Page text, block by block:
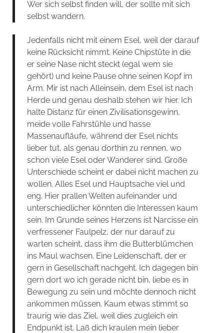
Wer sich selbst finden will, der sollte mit sich
selbst wandern.
Jedenfalls nicht mit einem Esel, weil der darauf
keine Rücksicht nimmt. Keine Chipstüte in die
er seine Nase nicht steckt (egal wem sie
gehört) und keine Pause ohne seinen Kopf im
Arm. Mir ist nach Alleinsein, dem Esel ist nach
Herde und genau deshalb stehen wir hier. Ich
halte Distanz für einen Zivilisationsgewinn,
meide volle Fahrstühle und hasse
Massenaufläufe, während der Esel nichts
lieber tut, als genau dorthin zu rennen, wo
schon viele Esel oder Wanderer sind. Große
Unterschiede scheint er dabei nicht machen zu
wollen. Alles Esel und Hauptsache viel und
eng. Hier prallen Welten aufeinander und
unterschiedlicher könnten die Interessen kaum
sein. Im Grunde seines Herzens ist Narcisse ein
verfressener Faulpelz, der nur darauf zu
warten scheint, dass ihm die Butterblümchen
ins Maul wachsen. Eine Leidenschaft, der er
gern in Gesellschaft nachgeht. Ich dagegen bin
gern dort wo ich gerade nicht bin, liebe es in
Bewegung zu sein und möchte dennoch nicht
ankommen müssen. Kaum etwas stimmt so
traurig wie das Ziel, weil dies zugleich ein
Endpunkt ist. Laß dich kraulen mein lieber